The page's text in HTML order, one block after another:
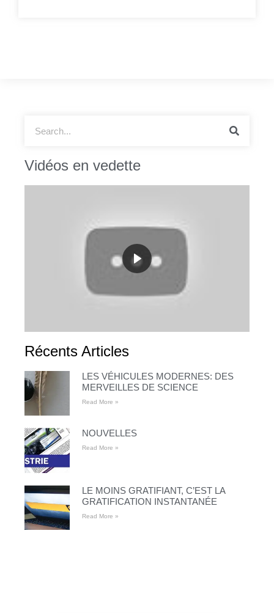
Vidéos en vedette
Récents Articles
LES VÉHICULES MODERNES: DES
MERVEILLES DE SCIENCE
Read More »
NOUVELLES
Read More »
LE MOINS GRATIFIANT, C’EST LA
GRATIFICATION INSTANTANÉE
Read More »